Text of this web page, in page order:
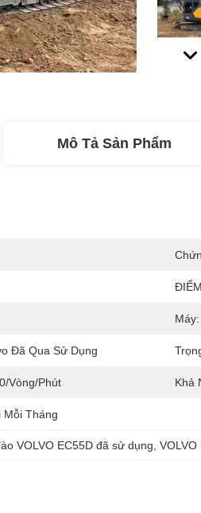
Mô Tả Sản Phẩm
Máy:
Đã Qua Sử Dụng
vòng/phút Khả
Tháng
VOLVO EC55D đã sử dụng VOLVO